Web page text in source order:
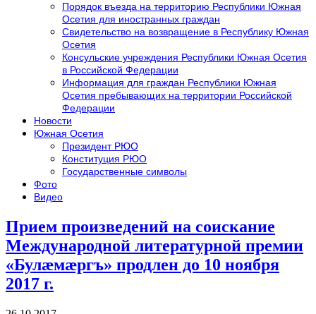
Порядок въезда на территорию Республики Южная
Осетия для иностранных граждан
Свидетельство на возвращение в Республику Южная
Осетия
Консульские учреждения Республики Южная Осетия
в Российской Федерации
Информация для граждан Республики Южная
Осетия пребывающих на территории Российской
Федерации
Новости
Южная Осетия
Президент РЮО
Конституция РЮО
Государственные символы
Фото
Видео
Прием произведений на соискание
Международной литературной премии
«Булæмæргъ» продлен до 10 ноября
2017 г.